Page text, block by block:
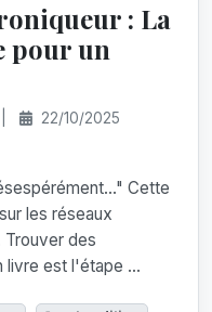
: La
pour un
22/10/2025
Cette
les réseaux
des
livre est l'étape ...